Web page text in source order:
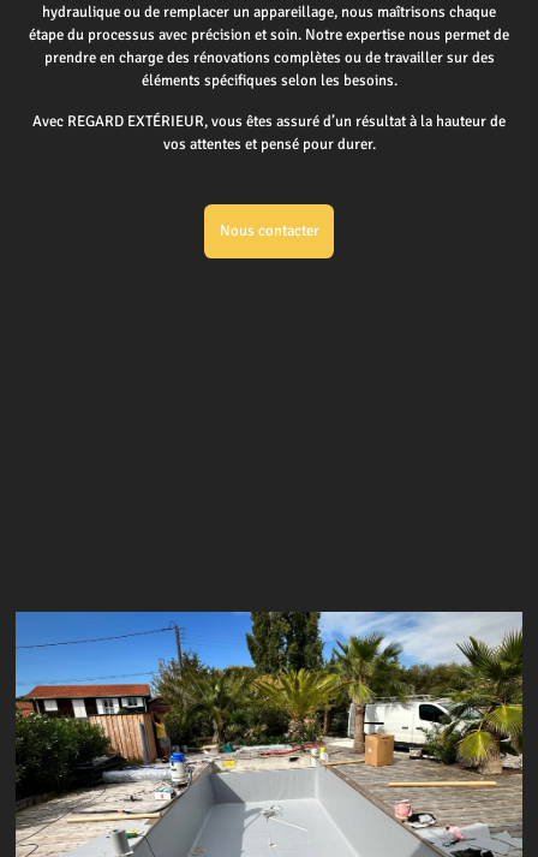
hydraulique ou de remplacer un appareillage, nous maîtrisons chaque
étape du processus avec précision et soin. Notre expertise nous permet de
prendre en charge des rénovations complètes ou de travailler sur des
éléments spécifiques selon les besoins.
Avec REGARD EXTÉRIEUR, vous êtes assuré d’un résultat à la hauteur de
vos attentes et pensé pour durer.
Nous contacter